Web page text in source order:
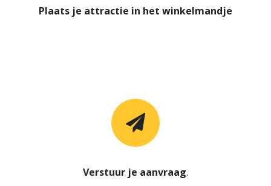
Plaats je attractie in het winkelmandje
Verstuur je aanvraag.